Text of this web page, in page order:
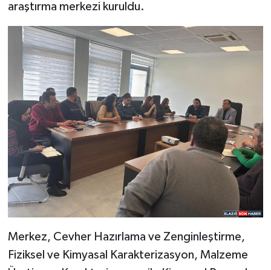
araştırma merkezi kuruldu.
Merkez, Cevher Hazırlama ve Zenginleştirme,
Fiziksel ve Kimyasal Karakterizasyon, Malzeme